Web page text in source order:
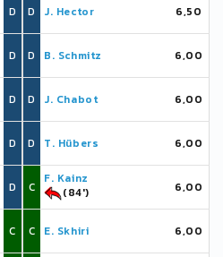
D
D
D
D
D
C
D J. Hector 6,50
D B. Schmitz 6,00
D J. Chabot 6,00
D T. Hübers 6,00
C
F. Kainz
(84')
6,00
C E. Skhiri 6,00